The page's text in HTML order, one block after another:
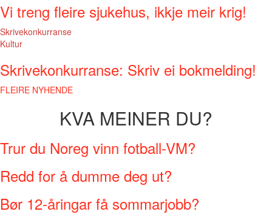
Vi treng fleire sjukehus, ikkje meir krig!
Skrivekonkurranse
Kultur
Skrivekonkurranse: Skriv ei bokmelding!
FLEIRE NYHENDE
KVA MEINER DU?
Trur du Noreg vinn fotball-VM?
Redd for å dumme deg ut?
Bør 12-åringar få sommarjobb?